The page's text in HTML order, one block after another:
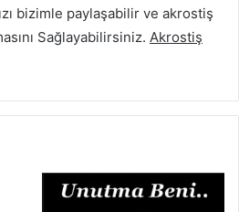
bizimle paylaşabilir ve akrostiş
Sağlayabilirsiniz. Akrostiş